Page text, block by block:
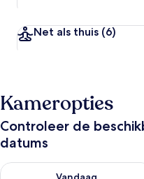
Net als thuis (6)
Kameropties
Controleer de
datums
De beschikbaarheid